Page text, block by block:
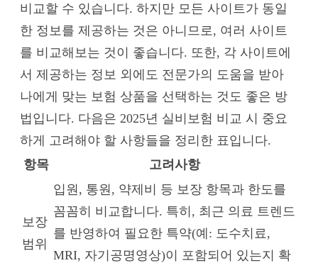
비교할 수 있습니다. 하지만 모든 사이트가 동일
한 정보를 제공하는 것은 아니므로, 여러 사이트
를 비교해보는 것이 좋습니다. 또한, 각 사이트에
서 제공하는 정보 외에도 전문가의 도움을 받아
나에게 맞는 보험 상품을 선택하는 것도 좋은 방
법입니다. 다음은 2025년 실비보험 비교 시 중요
하게 고려해야 할 사항들을 정리한 표입니다.
항목
고려사항
보장
범위
입원, 통원, 약제비 등 보장 항목과 한도를
꼼꼼히 비교합니다. 특히, 최근 의료 트렌드
를 반영하여 필요한 특약(예: 도수치료,
MRI, 자기공명영상)이 포함되어 있는지 확